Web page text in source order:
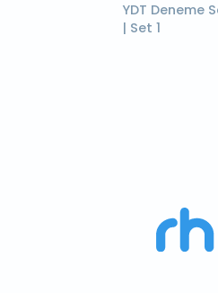
YDT Deneme
| Set 1